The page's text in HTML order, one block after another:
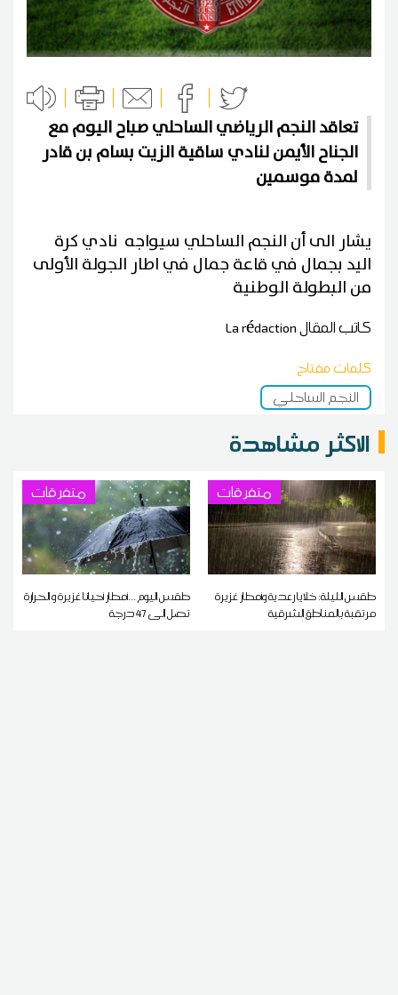
تعاقد النجم الرياضي الساحلي صباح اليوم مع
الجناح الأيمن لنادي ساقية الزيت بسام بن قادر
لمدة موسمين
يشار الى أن النجم الساحلي سيواجه نادي كرة
اليد بجمال في قاعة جمال في اطار الجولة الأولى
من البطولة الوطنية
كاتب المقالLa rédaction
كلمات مفتاح
النجم الساحلي
الاكثر مشاهدة
متفرقات
طقس الليلة: خلايا رعدية وأمطار غزيرة
مرتقبة بالمناطق الشرقية
متفرقات
طقس اليوم ...أمطار أحيانا غزيرة و الحرارة
تصل إلى 47 درجة